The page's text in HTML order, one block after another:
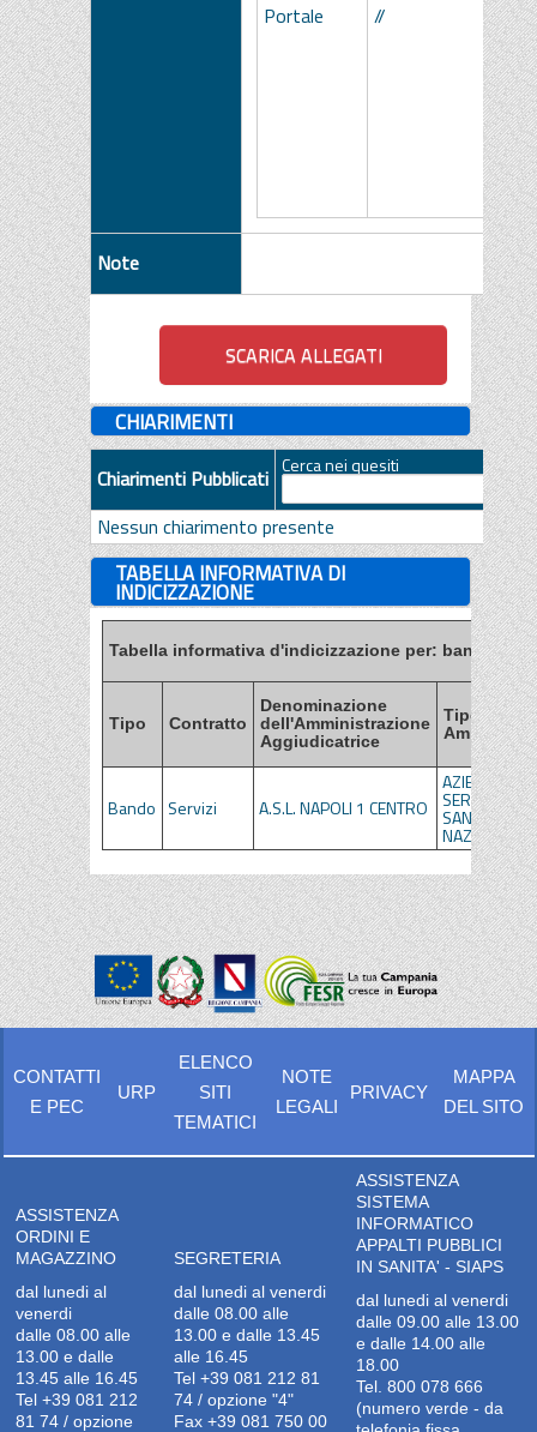
Portale //
Note
CHIARIMENTI
Chiarimenti Pubblicati Cerca nei quesiti
Nessun chiarimento presente
TABELLA INFORMATIVA DI
INDICIZZAZIONE
Tabella informativa d'indicizzazione per: bandi,
Tipo Contratto
Denominazione
dell'Amministrazione
Aggiudicatrice
Tipo di
Bando Servizi A.S.L. NAPOLI 1 CENTRO
AZIENDE DEL
SERVIZIO
SANITARIO
NAZIONALE
CONTATTI
E PEC
URP
ELENCO
SITI
TEMATICI
NOTE
LEGALI
PRIVACY
MAPPA
DEL SITO
ASSISTENZA
ORDINI E
MAGAZZINO
dal lunedi al
venerdi
dalle 08.00 alle
13.00 e dalle
13.45 alle 16.45
Tel +39 081 212
81 74 / opzione
SEGRETERIA
dal lunedi al venerdi
dalle 08.00 alle
13.00 e dalle 13.45
alle 16.45
Tel +39 081 212 81
74 / opzione "4"
Fax +39 081 750 00
ASSISTENZA
SISTEMA
INFORMATICO
APPALTI PUBBLICI
IN SANITA' - SIAPS
dal lunedi al venerdi
dalle 09.00 alle 13.00
e dalle 14.00 alle
18.00
Tel. 800 078 666
(numero verde - da